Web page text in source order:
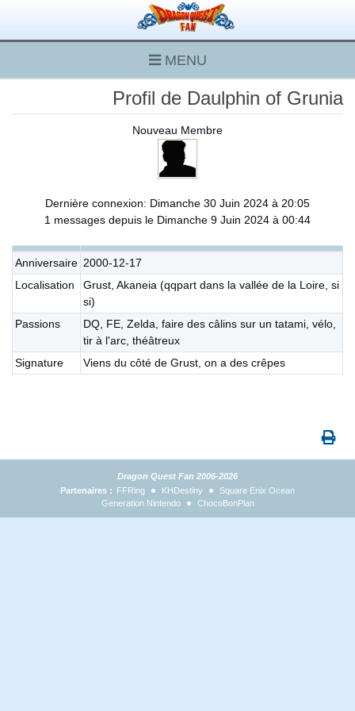
MENU
Profil de Daulphin of Grunia
Nouveau Membre
Dernière connexion: Dimanche 30 Juin 2024 à 20:05
1 messages depuis le Dimanche 9 Juin 2024 à 00:44
Anniversaire 2000-12-17
Localisation
Grust, Akaneia (qqpart dans la vallée de la Loire, si
si)
Passions
DQ, FE, Zelda, faire des câlins sur un tatami, vélo,
tir à l'arc, théâtreux
Signature
Viens du côté de Grust, on a des crêpes
Dragon Quest Fan 2006-2026
Partenaires : FFRing KHDestiny
Square Enix Ocean
Generation Nintendo
ChocoBonPlan